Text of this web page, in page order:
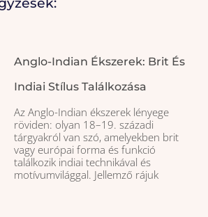
Anglo-Indian Ékszerek: Brit És
Indiai Stílus Találkozása
Az Anglo-Indian ékszerek lényege
röviden: olyan 18–19. századi
tárgyakról van szó, amelyekben brit
vagy európai forma és funkció
találkozik indiai technikával és
motívumvilággal. Jellemző rájuk